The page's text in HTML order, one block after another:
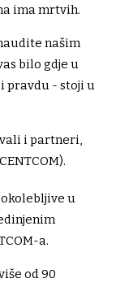
ima mrtvih.
našim
bilo gdje u
pravdu - stoji u
i partneri,
u
a.
od 90